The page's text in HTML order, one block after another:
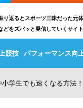
り返るとスポーツ三昧だった元
どをズバッと発信していくサイト
競技 パフォーマンス向
学生でも速くなる方法